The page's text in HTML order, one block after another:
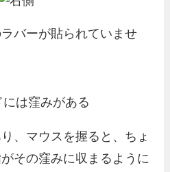
バーが貼られていませ
、マウスを握ると、ちょ
その窪みに収まるように